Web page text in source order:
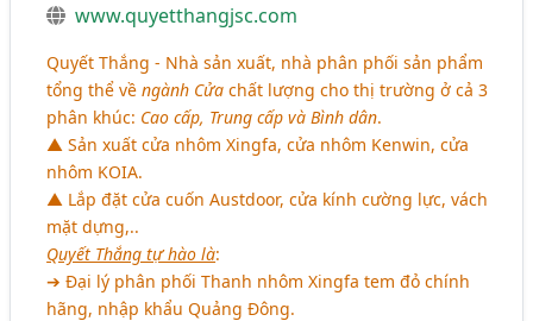
www.quyetthangjsc.com
Quyết Thắng - Nhà sản xuất, nhà phân phối sản phẩm
tổng thể vềngành Cửa chất lượng cho thị trường ở cả 3
phân khúc: Cao cấp, Trung cấp và Bình dân.
▲ Sản xuất cửa nhôm Xingfa, cửa nhôm Kenwin, cửa
nhôm KOIA.
▲ Lắp đặt cửa cuốn Austdoor, cửa kính cường lực, vách
mặt dựng,..
Quyết Thắng tự hào là:
➔ Đại lý phân phối Thanh nhôm Xingfa tem đỏ chính
hãng, nhập khẩu Quảng Đông.